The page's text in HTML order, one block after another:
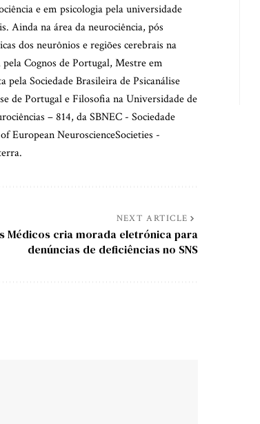
e em psicologia pela universidade
Ainda na área da neurociência, pós
dos neurônios e regiões cerebrais na
Cognos de Portugal, Mestre em
Sociedade Brasileira de Psicanálise
de Portugal e Filosofia na Universidade de
– 814, da SBNEC - Sociedade
European NeuroscienceSocieties -
NEXT ARTICLE
Médicos cria morada eletrónica para
denúncias de deficiências no SNS